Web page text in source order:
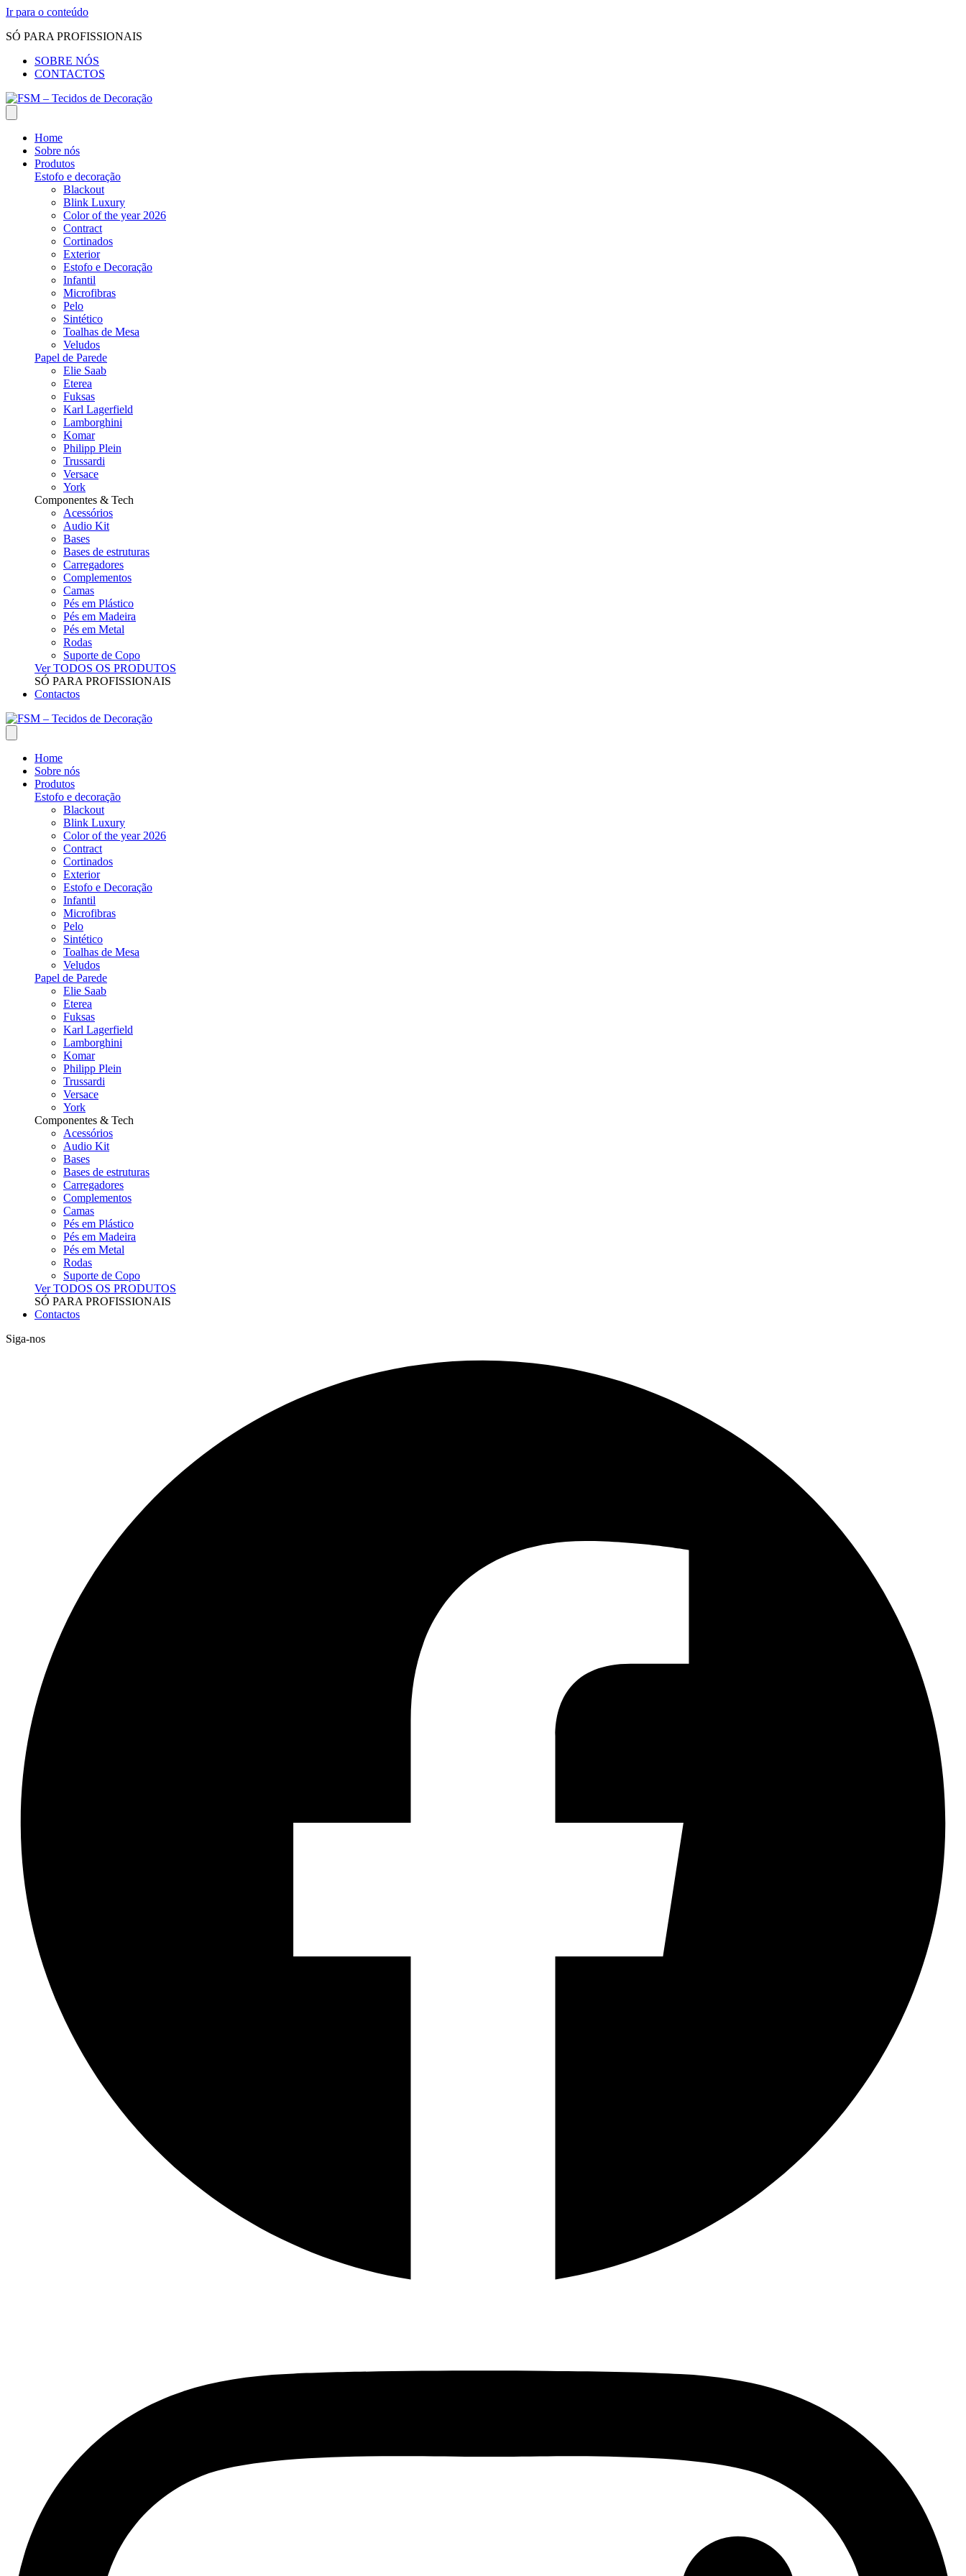
Ir para o conteúdo
SÓ PARA PROFISSIONAIS
SOBRE NÓS
CONTACTOS
Home
Sobre nós
Produtos
Estofo e decoração
Blackout
Blink Luxury
Color of the year 2026
Contract
Cortinados
Exterior
Estofo e Decoração
Infantil
Microfibras
Pelo
Sintético
Toalhas de Mesa
Veludos
Papel de Parede
Elie Saab
Eterea
Fuksas
Karl Lagerfield
Lamborghini
Komar
Philipp Plein
Trussardi
Versace
York
Componentes & Tech
Acessórios
Audio Kit
Bases
Bases de estruturas
Carregadores
Complementos
Camas
Pés em Plástico
Pés em Madeira
Pés em Metal
Rodas
Suporte de Copo
Ver TODOS OS PRODUTOS
SÓ PARA PROFISSIONAIS
Contactos
Home
Sobre nós
Produtos
Estofo e decoração
Blackout
Blink Luxury
Color of the year 2026
Contract
Cortinados
Exterior
Estofo e Decoração
Infantil
Microfibras
Pelo
Sintético
Toalhas de Mesa
Veludos
Papel de Parede
Elie Saab
Eterea
Fuksas
Karl Lagerfield
Lamborghini
Komar
Philipp Plein
Trussardi
Versace
York
Componentes & Tech
Acessórios
Audio Kit
Bases
Bases de estruturas
Carregadores
Complementos
Camas
Pés em Plástico
Pés em Madeira
Pés em Metal
Rodas
Suporte de Copo
Ver TODOS OS PRODUTOS
SÓ PARA PROFISSIONAIS
Contactos
Siga-nos